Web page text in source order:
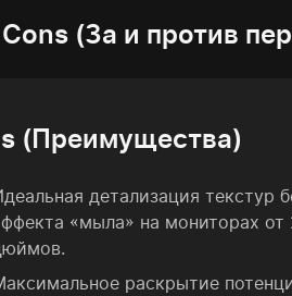
(За и против
(Преимущества)
детализация текстур
«мыла» на мониторах от
раскрытие